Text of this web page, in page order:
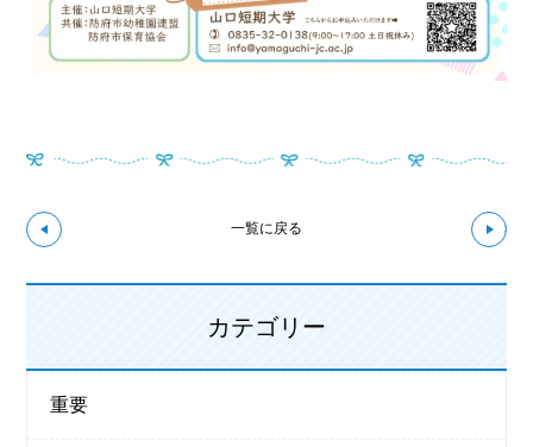
↼前の記事へ 次
一覧に戻る
カテゴリー
重要